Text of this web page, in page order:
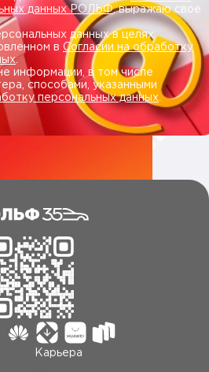
данных РОЛЬФ, выражаю свое
данных в целях
в Согласии на обработку
.
информации, в том числе
способами, указанными
персональных данных
Карьера